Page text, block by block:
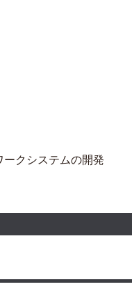
クシステムの開発